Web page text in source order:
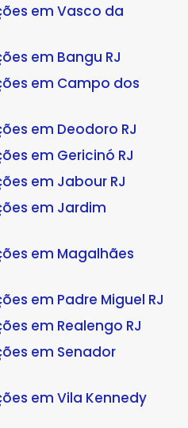
em Vasco da
em Bangu RJ
em Campo dos
em Deodoro RJ
em Gericinó RJ
em Jabour RJ
em Jardim
em Magalhães
em Padre Miguel RJ
em Realengo RJ
em Senador
em Vila Kennedy